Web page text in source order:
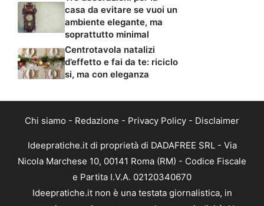
casa da evitare se vuoi un
ambiente elegante, ma
soprattutto minimal
Centrotavola natalizi
d’effetto e fai da te: riciclo
si, ma con eleganza
Chi siamo - Redazione - Privacy Policy - Disclaimer
Ideepratiche.it di proprietà di DADAFREE SRL - Via
Nicola Marchese 10, 00141 Roma (RM) - Codice Fiscale
e Partita I.V.A. 02120340670
Ideepratiche.it non è una testata giornalistica, in